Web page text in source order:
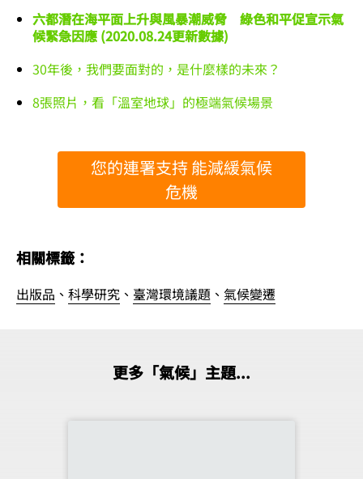
六都潛在海平面上升與風暴潮威脅 綠色和平促宣示氣
候緊急因應 (2020.08.24更新數據)
30年後，我們要面對的，是什麼樣的未來？
8張照片，看「溫室地球」的極端氣候場景
您的連署支持 能減緩氣候
危機
相關標籤：
出版品 、 科學研究 、 臺灣環境議題 、 氣候變遷
更多「氣候」主題...